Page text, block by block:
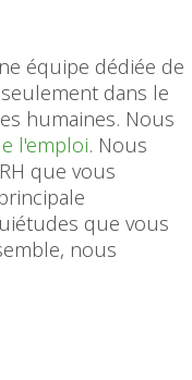
équipe dédiée de
dans le
humaines. Nous
l'emploi. Nous
que vous
que vous
nous